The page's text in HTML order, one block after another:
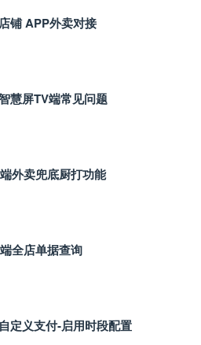
铺 APP外卖对接
慧屏TV端常见问题
外卖兜底厨打功能
全店单据查询
定义支付‑启用时段配置